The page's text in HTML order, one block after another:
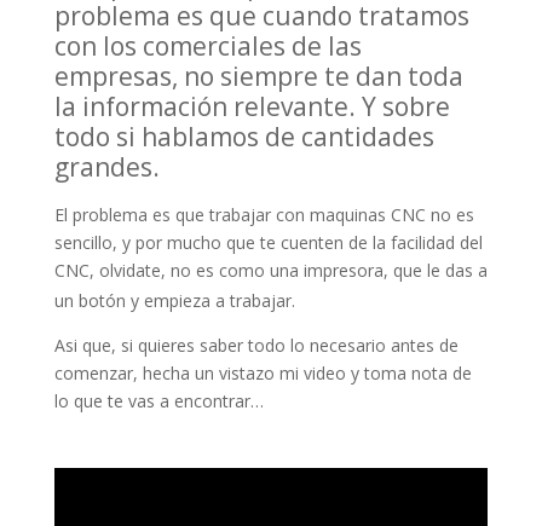
problema es que cuando tratamos
con los comerciales de las
empresas, no siempre te dan toda
la información relevante. Y sobre
todo si hablamos de cantidades
grandes.
El problema es que trabajar con maquinas CNC no es
sencillo, y por mucho que te cuenten de la facilidad del
CNC, olvidate, no es como una impresora, que le das a
un botón y empieza a trabajar.
Asi que, si quieres saber todo lo necesario antes de
comenzar, hecha un vistazo mi video y toma nota de
lo que te vas a encontrar…